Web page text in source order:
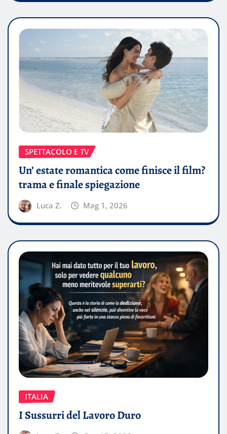
SPETTACOLO E TV
Un’ estate romantica come finisce il film?
trama e finale spiegazione
Luca Z. Mag 1, 2026
ITALIA
I Sussurri del Lavoro Duro